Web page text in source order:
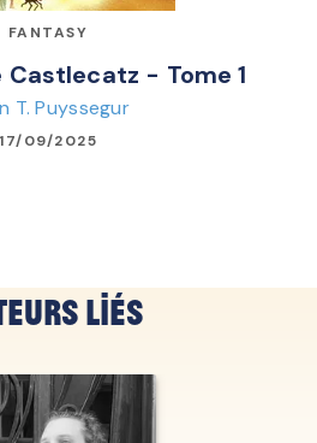
FANTASY
Castlecatz - Tome 1
T. Puyssegur
17/09/2025
liés